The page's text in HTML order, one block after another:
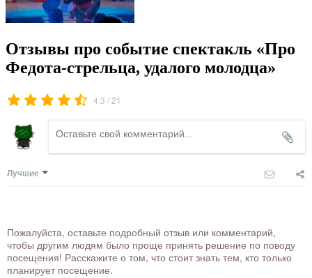
Отзывы про событие спектакль «Про
Федота-стрельца, удалого молодца»
4.3 /21
Лучшие
Пожалуйста, оставьте подробный отзыв или комментарий,
чтобы другим людям было проще принять решение по поводу
посещения! Расскажите о том, что стоит знать тем, кто только
планирует посещение.